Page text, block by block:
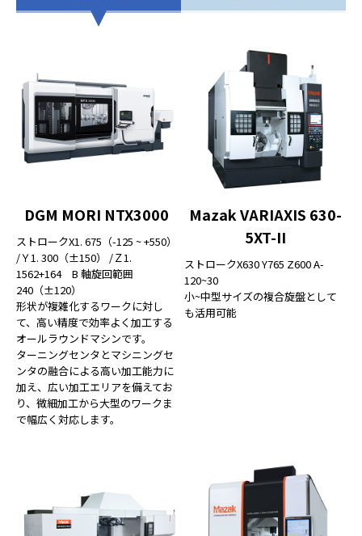
DGM MORI NTX3000
ストロークX1. 675（-125 ~ +550）
/Ｙ1. 300（±150） /Ｚ1.
1562+164 B 軸旋回範囲
240（±120）
形状が複雑化するワークに対し
て、高い精度で効率よく加工する
オールラウンドマシンです。
ターニングセンタとマシニングセ
ンタの融合による高い加工能力に
加え、広い加工エリアを備えてお
り、微細加工から大型のワークま
で幅広く対応します。
Mazak VARIAXIS 630-
5XT-II
ストロークX630 Y765 Z600 A-
120~30
小~中型サイズの複合旋盤として
も活用可能